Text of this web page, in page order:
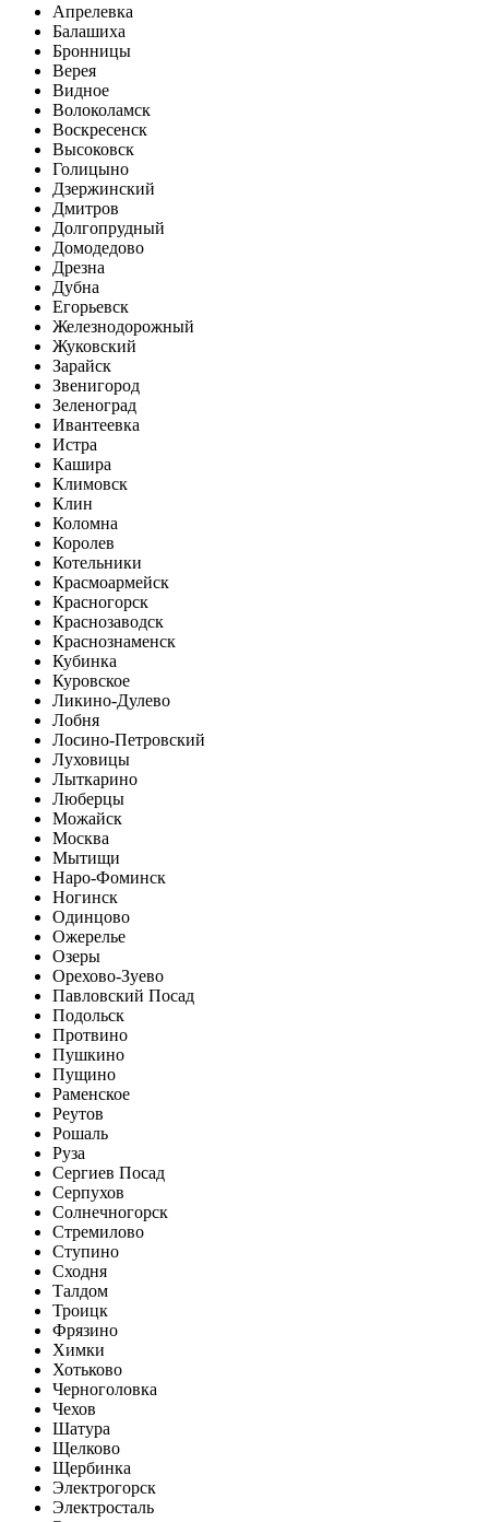
Апрелевка
Балашиха
Бронницы
Верея
Видное
Волоколамск
Воскресенск
Высоковск
Голицыно
Дзержинский
Дмитров
Долгопрудный
Домодедово
Дрезна
Дубна
Егорьевск
Железнодорожный
Жуковский
Зарайск
Звенигород
Зеленоград
Ивантеевка
Истра
Кашира
Климовск
Клин
Коломна
Королев
Котельники
Красмоармейск
Красногорск
Краснозаводск
Краснознаменск
Кубинка
Куровское
Ликино-Дулево
Лобня
Лосино-Петровский
Луховицы
Лыткарино
Люберцы
Можайск
Москва
Мытищи
Наро-Фоминск
Ногинск
Одинцово
Ожерелье
Озеры
Орехово-Зуево
Павловский Посад
Подольск
Протвино
Пушкино
Пущино
Раменское
Реутов
Рошаль
Руза
Сергиев Посад
Серпухов
Солнечногорск
Стремилово
Ступино
Сходня
Талдом
Троицк
Фрязино
Химки
Хотьково
Черноголовка
Чехов
Шатура
Щелково
Щербинка
Электрогорск
Электросталь